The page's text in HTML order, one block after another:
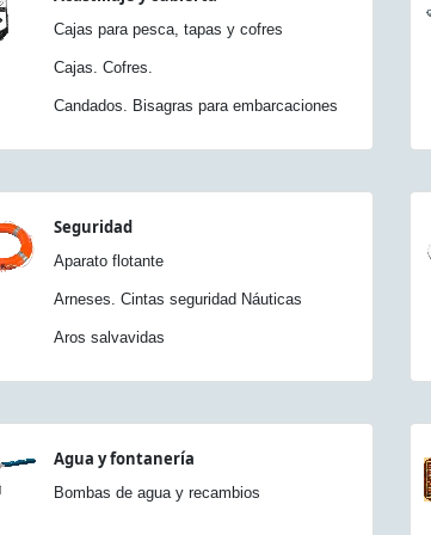
Cajas para pesca, tapas y cofres
Cajas. Cofres.
Candados. Bisagras para embarcaciones
Seguridad
Aparato flotante
Arneses. Cintas seguridad Náuticas
Aros salvavidas
Agua y fontanería
Bombas de agua y recambios